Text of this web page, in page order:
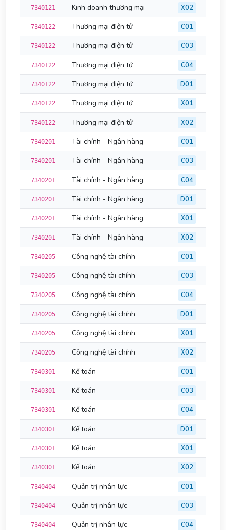
7340121 Kinh doanh thương mại X02
7340122 Thương mại điện tử C01
7340122 Thương mại điện tử C03
7340122 Thương mại điện tử C04
7340122 Thương mại điện tử D01
7340122 Thương mại điện tử X01
7340122 Thương mại điện tử X02
7340201 Tài chính - Ngân hàng C01
7340201 Tài chính - Ngân hàng C03
7340201 Tài chính - Ngân hàng C04
7340201 Tài chính - Ngân hàng D01
7340201 Tài chính - Ngân hàng X01
7340201 Tài chính - Ngân hàng X02
7340205 Công nghệ tài chính C01
7340205 Công nghệ tài chính C03
7340205 Công nghệ tài chính C04
7340205 Công nghệ tài chính D01
7340205 Công nghệ tài chính X01
7340205 Công nghệ tài chính X02
7340301 Kế toán C01
7340301 Kế toán C03
7340301 Kế toán C04
7340301 Kế toán D01
7340301 Kế toán X01
7340301 Kế toán X02
7340404 Quản trị nhân lực C01
7340404 Quản trị nhân lực C03
7340404 Quản trị nhân lực C04